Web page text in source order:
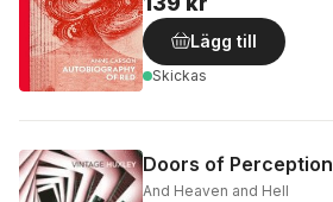
Lägg till
Skickas
Doors of Perception
And Heaven and Hell